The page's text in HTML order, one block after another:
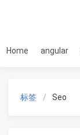
Home angular
标签 Seo